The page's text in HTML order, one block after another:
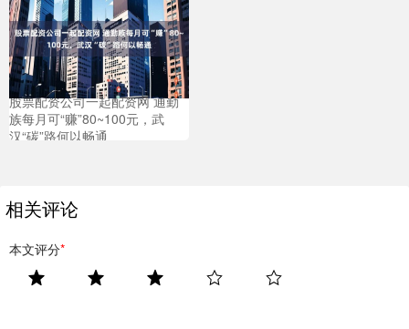
股票配资公司一起配资网 通勤
族每月可“赚”80~100元，武
汉“碳”路何以畅通
相关评论
本文评分*